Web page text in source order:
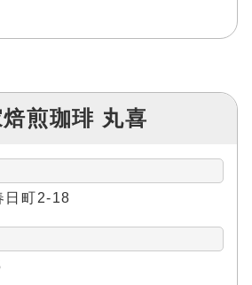
焙煎珈琲 丸喜
日町2-18